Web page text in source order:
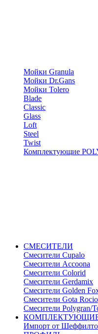
Мойки Granula
Мойки Dr.Gans
Мойки Tolero
Blade
Classic
Glass
Loft
Steel
Twist
Комплектующие
СМЕСИТЕЛИ
Cмесители Cupalo
Смесители Accoona
Смесители Colorid
Смесители Gerdamix
Смесители Golden
Смесители Gota Rocio
Смесители Polygran/
КОМПЛЕКТУЮЩИЕ
Импорт от